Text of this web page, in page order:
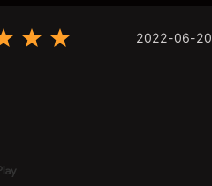
2022-06-20